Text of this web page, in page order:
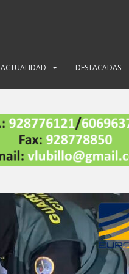
ACTUALIDAD DESTACADAS